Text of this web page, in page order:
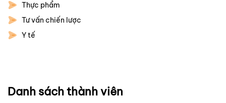
Thực phẩm
Tư vấn chiến lược
Y tế
Danh sách thành viên